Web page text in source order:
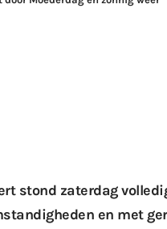
stond zaterdag
en met